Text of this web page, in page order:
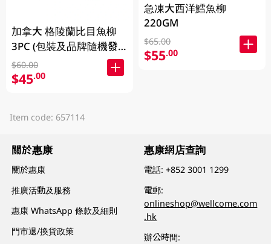
加拿大 格陵蘭比目魚柳
3PC (包裝及品牌隨機發
放)
$60.00
$45.00
急凍大西洋鱈魚柳
220GM
$65.00
$55.00
Item code: 657114
關於惠康
關於惠康
推廣活動及服務
惠康 WhatsApp 條款及細則
門市退/換貨政策
惠康網店查詢
電話:+852 3001 1299
電郵:
onlineshop@wellcome.com
.hk
辦公時間: